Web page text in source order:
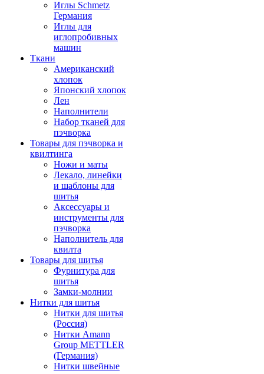
Иглы Schmetz
Германия
Иглы для
иглопробивных
машин
Ткани
Американский
хлопок
Японский хлопок
Лен
Наполнители
Набор тканей для
пэчворка
Товары для пэчворка и
квилтинга
Ножи и маты
Лекало, линейки
и шаблоны для
шитья
Аксессуары и
инструменты для
пэчворка
Наполнитель для
квилта
Товары для шитья
Фурнитура для
шитья
Замки-молнии
Нитки для шитья
Нитки для шитья
(Россия)
Нитки Amann
Group METTLER
(Германия)
Нитки швейные